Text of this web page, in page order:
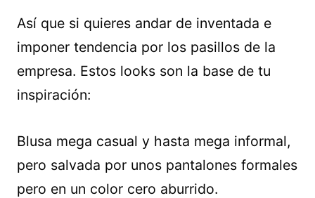
Así que si quieres andar de inventada e
imponer tendencia por los pasillos de la
empresa. Estos looks son la base de tu
inspiración:
Blusa mega casual y hasta mega informal,
pero salvada por unos pantalones formales
pero en un color cero aburrido.